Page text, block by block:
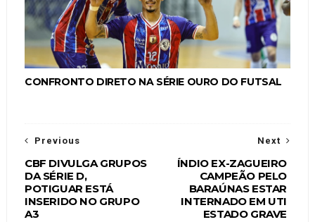
CONFRONTO DIRETO NA SÉRIE OURO DO FUTSAL
Next
ÍNDIO EX-ZAGUEIRO
CAMPEÃO PELO
BARAÚNAS ESTAR
INTERNADO EM UTI
ESTADO GRAVE
Previous
CBF DIVULGA GRUPOS
DA SÉRIE D,
POTIGUAR ESTÁ
INSERIDO NO GRUPO
A3